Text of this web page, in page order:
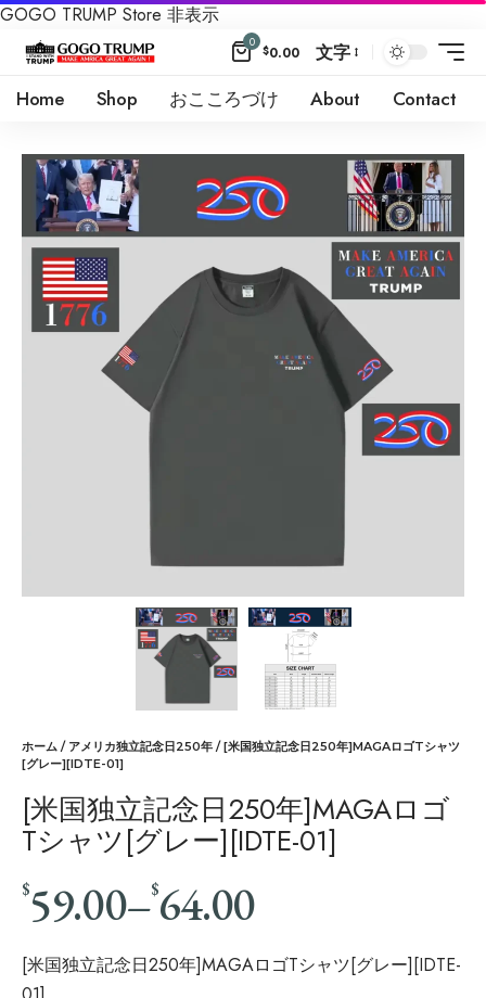
GOGO TRUMP Store 非表示
0
$0.00 文字
Home Shop おこころづけ About Contact
ホーム / アメリカ独立記念日250年 / [米国独立記念日250年]MAGAロゴTシャツ
[グレー][IDTE-01]
[米国独立記念日250年]MAGAロゴ
Tシャツ[グレー][IDTE-01]
$59.00–$64.00
[米国独立記念日250年]MAGAロゴTシャツ[グレー][IDTE-